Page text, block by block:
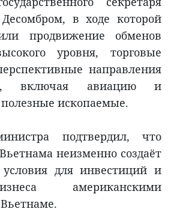
в ходе которой
продвижение обменов
уровня, торговые
направления
включая авиацию и
полезные ископаемые.
подтвердил, что
неизменно создаёт
условия для инвестиций и
американскими